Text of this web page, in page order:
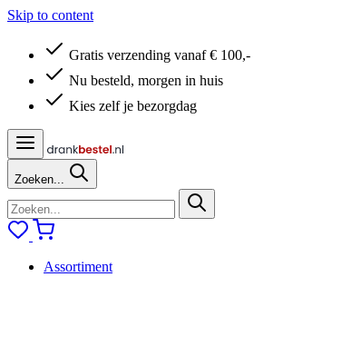
Skip to content
Gratis verzending vanaf € 100,-
Nu besteld, morgen in huis
Kies zelf je bezorgdag
Zoeken...
Assortiment